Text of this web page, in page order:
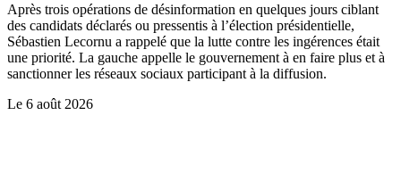
Après trois opérations de désinformation en quelques jours ciblant
des candidats déclarés ou pressentis à l’élection présidentielle,
Sébastien Lecornu a rappelé que la lutte contre les ingérences était
une priorité. La gauche appelle le gouvernement à en faire plus et à
sanctionner les réseaux sociaux participant à la diffusion.
Le 6 août 2026